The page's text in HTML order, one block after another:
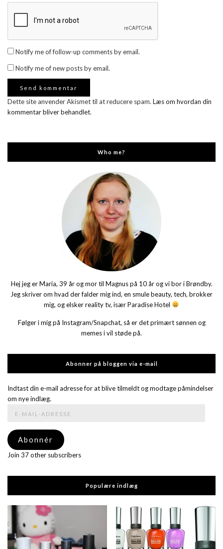
Notify me of follow-up comments by email.
Notify me of new posts by email.
Dette site anvender Akismet til at reducere spam. Læs om hvordan din
kommentar bliver behandlet.
Who me?
Hej jeg er Maria, 39 år og mor til Magnus på 10 år og vi bor i Brøndby.
Jeg skriver om hvad der falder mig ind, en smule beauty, tech, brokker
mig, og elsker reality tv, især Paradise Hotel
Følger i mig på Instagram/Snapchat, så er det primært sønnen og
memes i vil støde på.
Abonner på bloggen via e-mail
Indtast din e-mail adresse for at blive tilmeldt og modtage påmindelser
om nye indlæg.
adresse
Abonnér
Join 37 other subscribers
Populære indlæg